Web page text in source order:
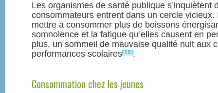
Les organismes de santé publique s’inquiètent
consommateurs entrent dans un cercle
mettre à consommer plus de boissons
somnolence et la fatigue qu’elles causent en
plus, un sommeil de mauvaise qualité nuit aux
performances scolaires[15].
Consommation chez les jeunes